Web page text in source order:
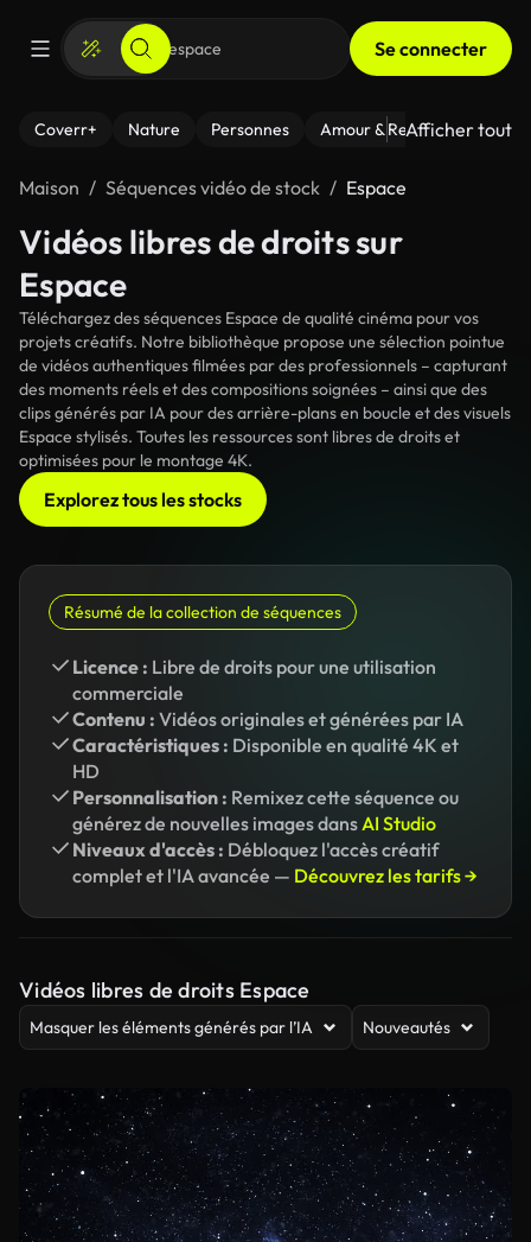
Se connecter
Coverr+ Nature Personnes Amour & Relations Le
Afficher tout
Maison Séquences vidéo de stock Espace
Vidéos libres de droits sur
Espace
Téléchargez des séquences Espace de qualité cinéma pour vos
projets créatifs. Notre bibliothèque propose une sélection pointue
de vidéos authentiques filmées par des professionnels – capturant
des moments réels et des compositions soignées – ainsi que des
clips générés par IA pour des arrière-plans en boucle et des visuels
Espace stylisés. Toutes les ressources sont libres de droits et
optimisées pour le montage 4K.
Explorez tous les stocks
Résumé de la collection de séquences
Licence : Libre de droits pour une utilisation
commerciale
Contenu : Vidéos originales et générées par IA
Caractéristiques : Disponible en qualité 4K et
HD
Personnalisation : Remixez cette séquence ou
générez de nouvelles images dansAI Studio
Niveaux d'accès : Débloquez l'accès créatif
complet et l'IA avancée — Découvrez les tarifs →
Vidéos libres de droits Espace
Masquer les éléments générés par l’IA Nouveautés